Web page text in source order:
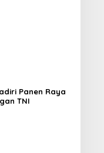
Panen Raya
TNI